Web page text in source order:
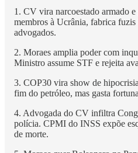
1. CV vira narcoestado armado
membros à Ucrânia, fabrica
advogados.
2. Moraes amplia poder com
Ministro assume STF e rejeita
3. COP30 vira show de
fim do petróleo, mas gasta
4. Advogada do CV infiltra
polícia. CPMI do INSS expõe
de morte.